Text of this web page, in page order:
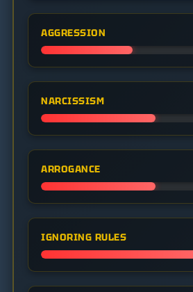
AGGRESSION
NARCISSISM
ARROGANCE
IGNORING RULES